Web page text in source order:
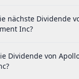
nächste Dividende
Inc?
Dividende von